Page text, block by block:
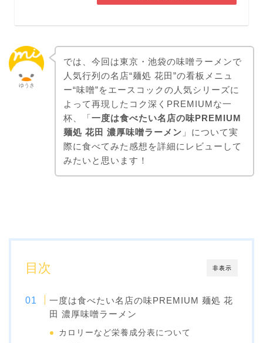
ゆうき
では、今回は東京・池袋の味噌ラーメンで
人気行列の名店“麺処 花田”の看板メニュ
ー“味噌”をエースコックの人気シリーズに
よって再現したコク深くPREMIUMな一
杯、「一度は食べたい名店の味PREMIUM
麺処 花田 濃厚味噌ラーメン 」について実
際に食べてみた感想を詳細にレビューして
みたいと思います！
非表示
目次
一度は食べたい名店の味PREMIUM 麺処 花
田 濃厚味噌ラーメン
カロリーなど栄養成分表について